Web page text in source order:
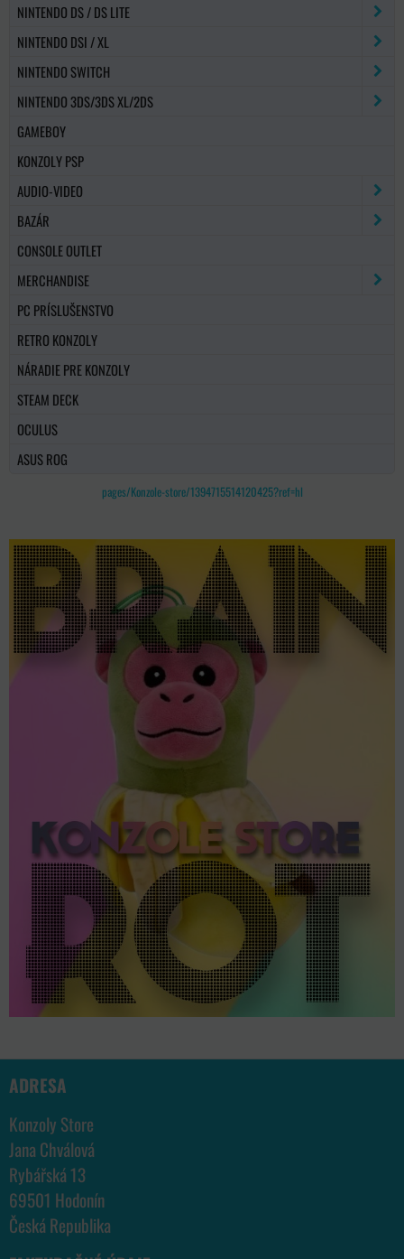
NINTENDO DS / DS LITE
NINTENDO DSI / XL
NINTENDO SWITCH
NINTENDO 3DS/3DS XL/2DS
GAMEBOY
KONZOLY PSP
AUDIO-VIDEO
BAZÁR
CONSOLE OUTLET
MERCHANDISE
PC PRÍSLUŠENSTVO
RETRO KONZOLY
NÁRADIE PRE KONZOLY
STEAM DECK
OCULUS
ASUS ROG
pages/Konzole-store/1394715514120425?ref=hl
ADRESA
Konzoly Store
Jana Chválová
Rybářská 13
69501 Hodonín
Česká Republika